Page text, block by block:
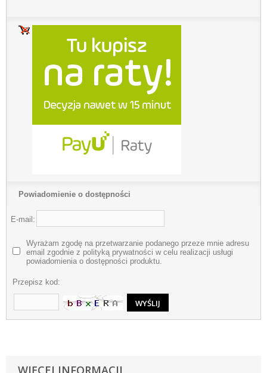
Powiadomienie o dostępności
E-mail:
Wyrażam zgodę na przetwarzanie podanego przeze mnie adresu
email zgodnie z polityką prywatności w celu realizacji usługi
powiadomienia o dostępności produktu.
Przepisz kod:
WIĘCEJ INFORMACJI